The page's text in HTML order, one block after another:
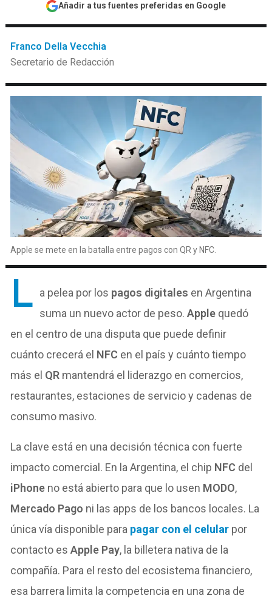
Añadir a tus fuentes preferidas en Google
Franco Della Vecchia
Secretario de Redacción
Apple se mete en la batalla entre pagos con QR y NFC.
L a pelea por los pagos digitales en Argentina
suma un nuevo actor de peso.Apple quedó
en el centro de una disputa que puede definir
cuánto crecerá el NFC en el país y cuánto tiempo
más el QR mantendrá el liderazgo en comercios,
restaurantes, estaciones de servicio y cadenas de
consumo masivo.
La clave está en una decisión técnica con fuerte
impacto comercial. En la Argentina, el chip NFC del
iPhone no está abierto para que lo usen MODO,
Mercado Pago ni las apps de los bancos locales. La
única vía disponible para pagar con el celular por
contacto esApple Pay, la billetera nativa de la
compañía. Para el resto del ecosistema financiero,
esa barrera limita la competencia en una zona de